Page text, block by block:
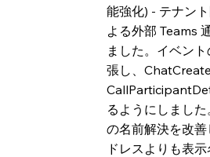
能強化) - テナン
よる外部 Teams
ました。イベン
張し、
るようにしまし
の名前解決を改
ドレスよりも表